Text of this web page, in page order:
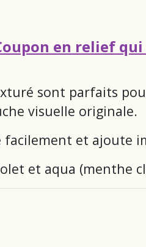
en relief
sont parfaits
visuelle originale.
facilement et ajoute
et aqua (menthe